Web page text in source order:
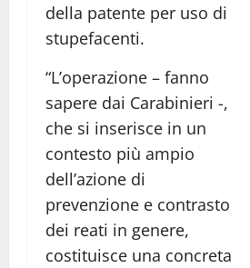
della patente per uso di
stupefacenti.
“L’operazione – fanno
sapere dai Carabinieri -,
che si inserisce in un
contesto più ampio
dell’azione di
prevenzione e contrasto
dei reati in genere,
costituisce una concreta